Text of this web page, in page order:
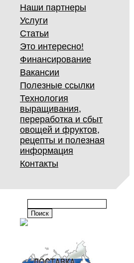
Наши партнеры
Услуги
Статьи
Это интересно!
Финансирование
Вакансии
Полезные ссылки
Технология
выращивания,
переработка и сбыт
овощей и фруктов,
рецепты и полезная
информация
Контакты